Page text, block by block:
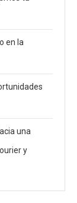
en la
una
y